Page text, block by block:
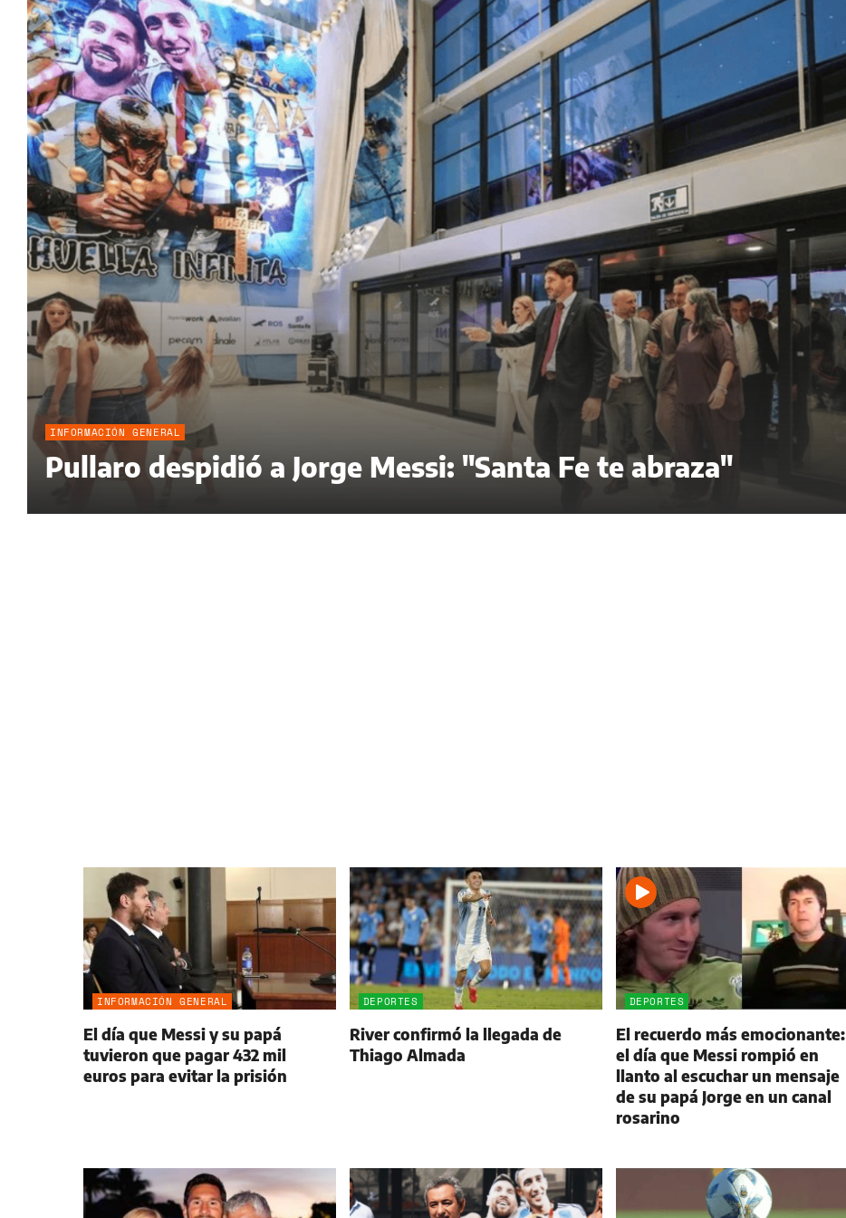
INFORMACIÓN GENERAL
Pullaro despidió a Jorge Messi: "Santa Fe te abraza"
INFORMACIÓN GENERAL
El día que Messi y su papá
tuvieron que pagar 432 mil
euros para evitar la prisión
DEPORTES
River confirmó la llegada de
Thiago Almada
DEPORTES
El recuerdo más emocionante:
el día que Messi rompió en
llanto al escuchar un mensaje
de su papá Jorge en un canal
rosarino